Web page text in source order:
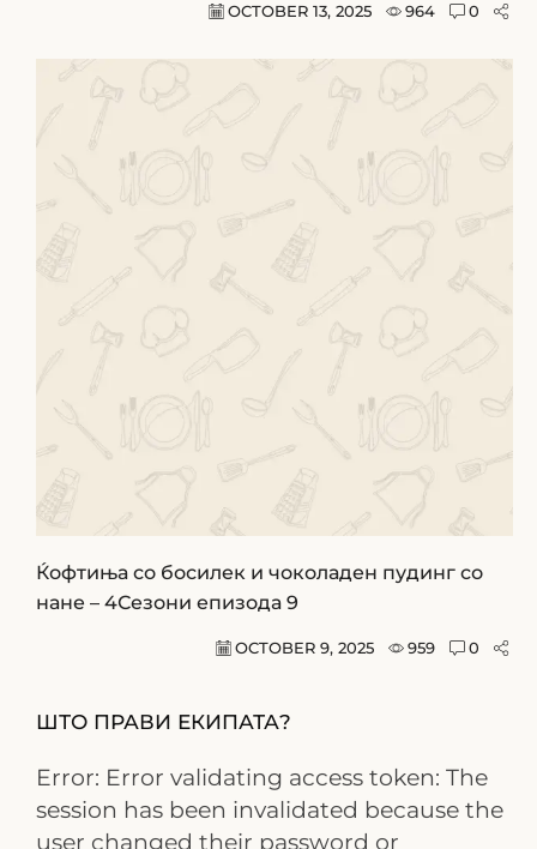
OCTOBER 13, 2025 964 0
Ќофтиња со босилек и чоколаден пудинг со
нане – 4Сезони епизода 9
OCTOBER 9, 2025 959 0
ШТО ПРАВИ ЕКИПАТА?
Error: Error validating access token: The
session has been invalidated because the
user changed their password or